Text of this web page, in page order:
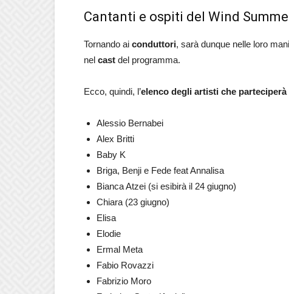
Cantanti e ospiti del Wind
Tornando ai conduttori, sarà dunque nelle loro mani
nel cast del programma.
Ecco, quindi, l’elenco degli artisti che parteciperà
Alessio Bernabei
Alex Britti
Baby K
Briga, Benji e Fede feat Annalisa
Bianca Atzei (si esibirà il 24 giugno)
Chiara (23 giugno)
Elisa
Elodie
Ermal Meta
Fabio Rovazzi
Fabrizio Moro